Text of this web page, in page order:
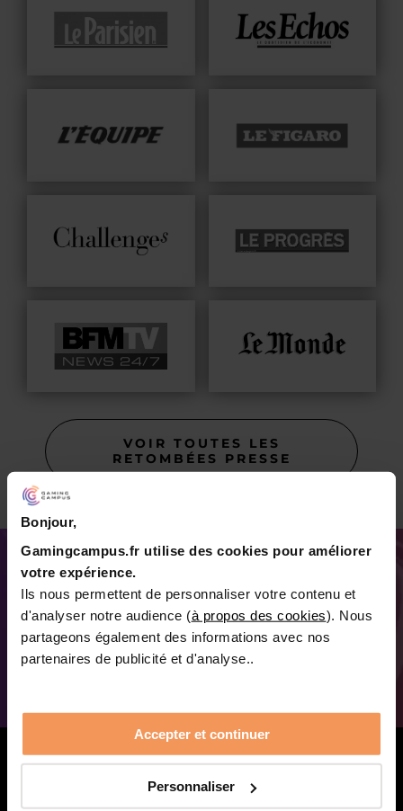
Bonjour,
Gamingcampus.fr utilise des cookies pour améliorer
votre expérience.
Ils nous permettent de personnaliser votre contenu et
d'analyser notre audience (à propos des cookies). Nous
partageons également des informations avec nos
partenaires de publicité et d'analyse..
Accepter et continuer
Personnaliser
VOIR TOUTES LES
RETOMBÉES PRESSE
PARTENAIRE PRINCIPAL
PARTENAIRES OFFICIELS